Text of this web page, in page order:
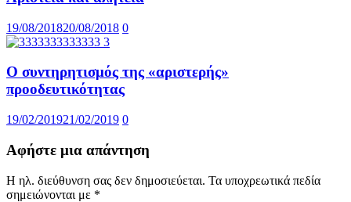
19/08/201820/08/2018 0
Ο συντηρητισμός της «αριστερής»
προοδευτικότητας
19/02/201921/02/2019 0
Αφήστε μια απάντηση
Η ηλ. διεύθυνση σας δεν δημοσιεύεται. Τα υποχρεωτικά πεδία
σημειώνονται με *